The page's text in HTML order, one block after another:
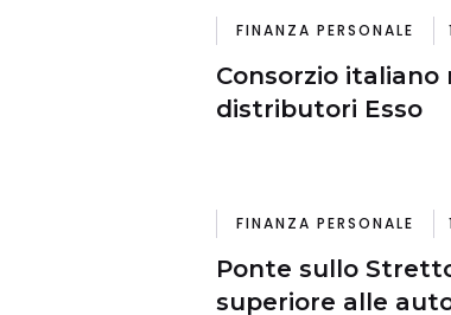
FINANZA PERSONALE
Consorzio italiano
distributori Esso
FINANZA PERSONALE
Ponte sullo
superiore alle